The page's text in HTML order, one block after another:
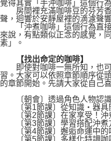
覺得其實「手沖咖啡」這個行
房間裡充滿咖啡豆的芬芳香
聲，迴響於安靜屋裡的滴濾聲
「沖煮咖啡」這個行為直接
來說，有點類似正念的感覺，
素」。
【找出命定的咖啡】
即使對咖啡一無所知，也可
習。大家可以依照章節順序從
的章節開始。先請大家從自己
〔朝會〕透過角色人物認識
〔第1節課〕從知識‧器具
〔第2節課〕在家享受！沖
〔第3節課〕學習搭配沖煮
〔第4節課〕邂逅命運中的
〔第5節課〕多樣化特調咖